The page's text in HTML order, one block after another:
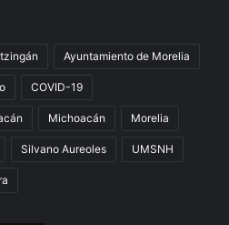
Ayuntamiento de Morelia
COVID-19
Michoacán Morelia
Silvano Aureoles UMSNH